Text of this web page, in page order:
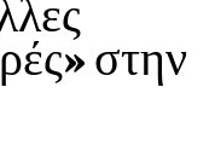
στην